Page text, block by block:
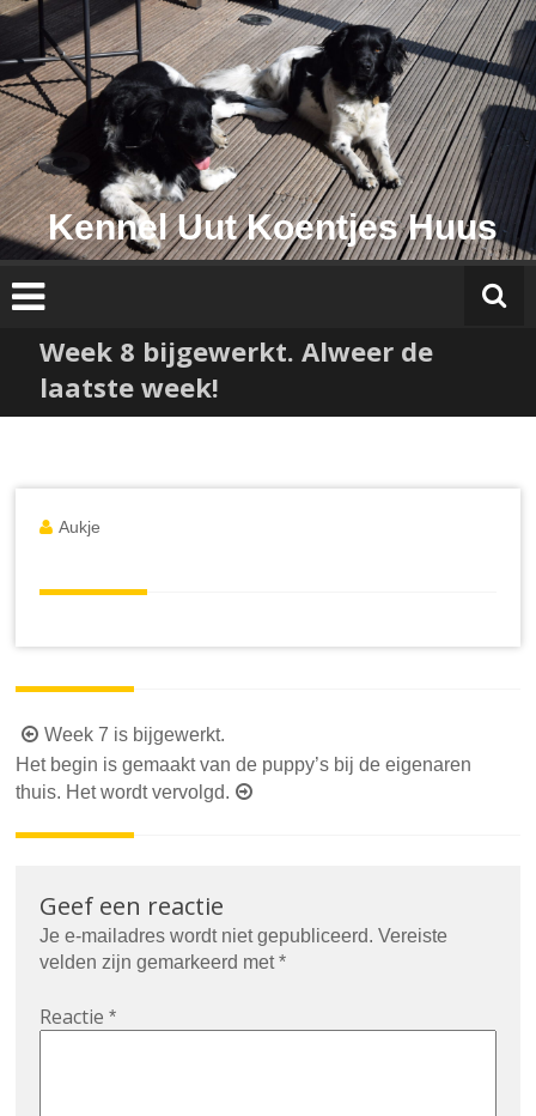
Ga
naar
inhoud
Kennel Uut Koentjes Huus
Week 8 bijgewerkt. Alweer de
laatste week!
Aukje
Berichtnavigatie
Week 7 is bijgewerkt.
Het begin is gemaakt van de puppy’s bij de eigenaren
thuis. Het wordt vervolgd.
Geef een reactie
Je e-mailadres wordt niet gepubliceerd. Vereiste
velden zijn gemarkeerd met*
Reactie*